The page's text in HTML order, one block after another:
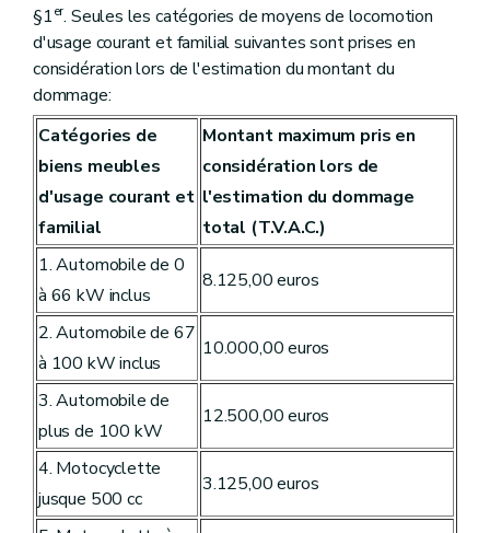
§1er. Seules les catégories de moyens de locomotion
d'usage courant et familial suivantes sont prises en
considération lors de l'estimation du montant du
dommage:
Catégories de
biens meubles
d'usage courant et
familial
Montant maximum pris en
considération lors de
l'estimation du dommage
total (T.V.A.C.)
1. Automobile de 0
à 66 kW inclus
8.125,00 euros
2. Automobile de 67
à 100 kW inclus
10.000,00 euros
3. Automobile de
plus de 100 kW
12.500,00 euros
4. Motocyclette
jusque 500 cc
3.125,00 euros